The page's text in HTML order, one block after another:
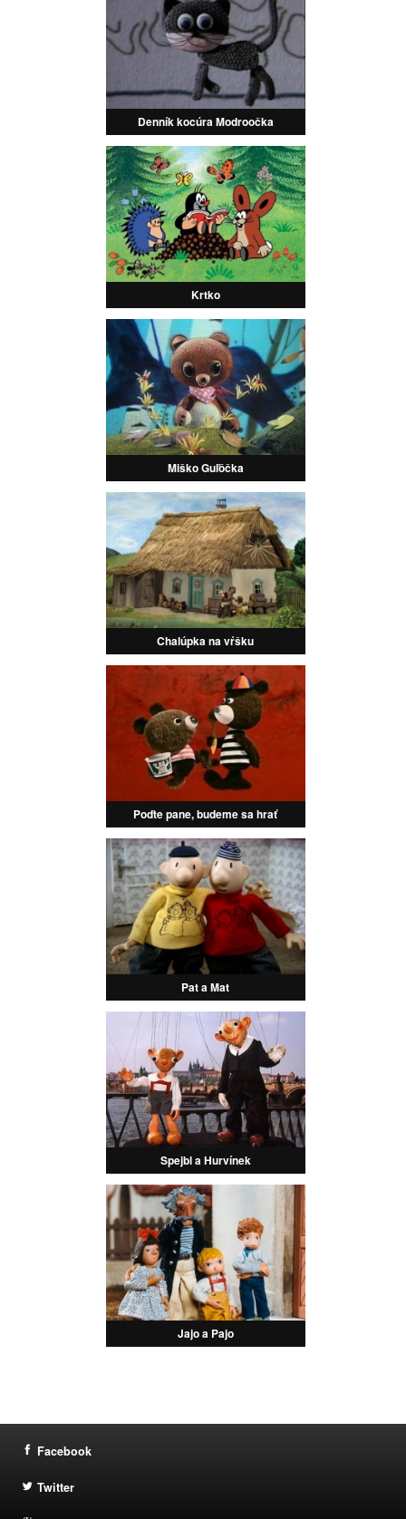
Denník kocúra Modroočka
Krtko
Miško Guľôčka
Chalúpka na vŕšku
Poďte pane, budeme sa hrať
Pat a Mat
Spejbl a Hurvínek
Jajo a Pajo
Facebook
Twitter